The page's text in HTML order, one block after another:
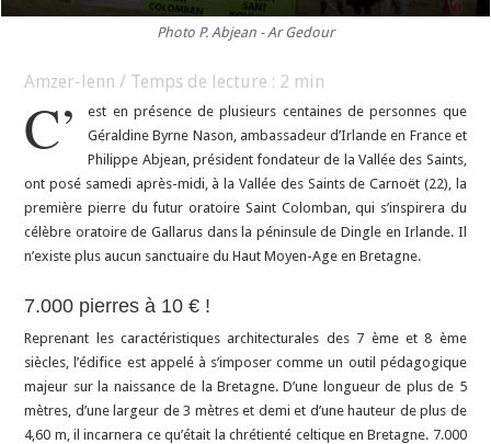
Photo P. Abjean - Ar Gedour
Amzer-lenn / Temps de lecture : 2 min
C’
est en présence de plusieurs centaines de personnes que
Géraldine Byrne Nason, ambassadeur d’Irlande en France et
Philippe Abjean, président fondateur de la Vallée des Saints,
ont posé samedi après-midi, à la Vallée des Saints de Carnoët (22), la
première pierre du futur oratoire Saint Colomban, qui s’inspirera du
célèbre oratoire de Gallarus dans la péninsule de Dingle en Irlande. Il
n’existe plus aucun sanctuaire du Haut Moyen-Age en Bretagne.
7.000 pierres à 10 € !
Reprenant les caractéristiques architecturales des 7 ème et 8 ème
siècles, l’édifice est appelé à s’imposer comme un outil pédagogique
majeur sur la naissance de la Bretagne. D’une longueur de plus de 5
mètres, d’une largeur de 3 mètres et demi et d’une hauteur de plus de
4,60 m, il incarnera ce qu’était la chrétienté celtique en Bretagne. 7.000